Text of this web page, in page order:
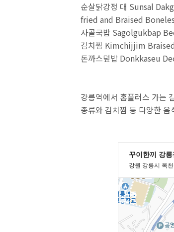
순살닭강정 대 Sunsal
fried and Braised
사골국밥 Sagolgukbap
김치찜 Kimchijjim
돈까스덮밥 Donkkaseu
강릉역에서 홈플러스 가는
종류와 김치찜 등 다양한